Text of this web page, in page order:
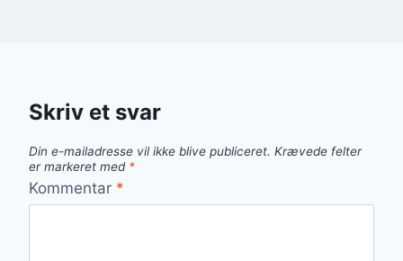
Skriv et svar
Din e-mailadresse vil ikke blive publiceret. Krævede felter
er markeret med *
Kommentar *